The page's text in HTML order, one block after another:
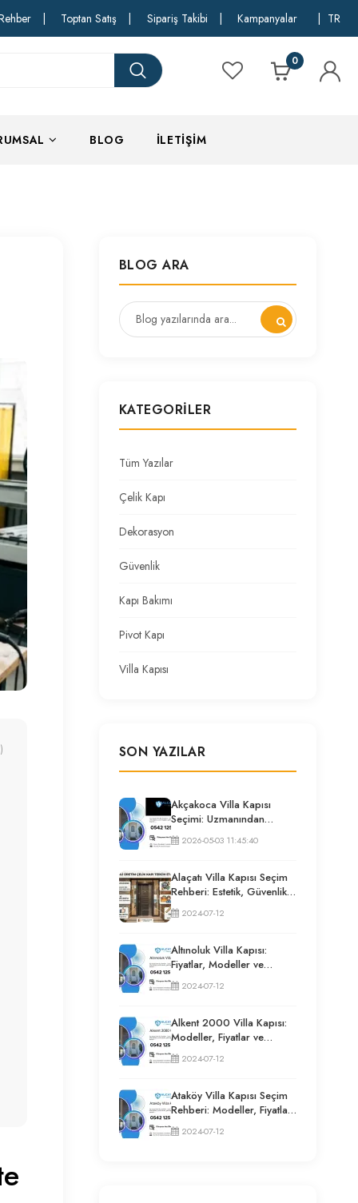
Toptan Satış Sipariş Takibi Kampanyalar TR
0
BLOG İLETIŞIM
BLOG ARA
KATEGORILER
Tüm Yazılar
Çelik Kapı
Dekorasyon
Güvenlik
Kapı Bakımı
Pivot Kapı
Villa Kapısı
SON YAZILAR
Akçakoca Villa Kapısı
Seçimi: Uzmanından
Güvenlik ve İzolasyon
Rehberi
2026-05-03 11:45:40
Alaçatı Villa Kapısı Seçim
Rehberi: Estetik, Güvenlik
ve Püf Noktaları
2024-07-12
Altınoluk Villa Kapısı:
Fiyatlar, Modeller ve
Uzman Seçim Rehberi
2024-07-12
Alkent 2000 Villa Kapısı:
Modeller, Fiyatlar ve
Uzman Seçim Rehberi
2024-07-12
Ataköy Villa Kapısı Seçim
Rehberi: Modeller, Fiyatlar
ve Uzman Tavsiyeleri
2024-07-12